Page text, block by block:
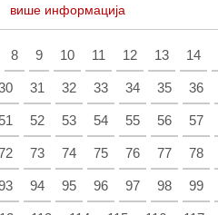
више информација
8 9 10 11 12 13 14
31 32 33 34 35 36
51 52 53 54 55 56 57
73 74 75 76 77 78
94 95 96 97 98 99